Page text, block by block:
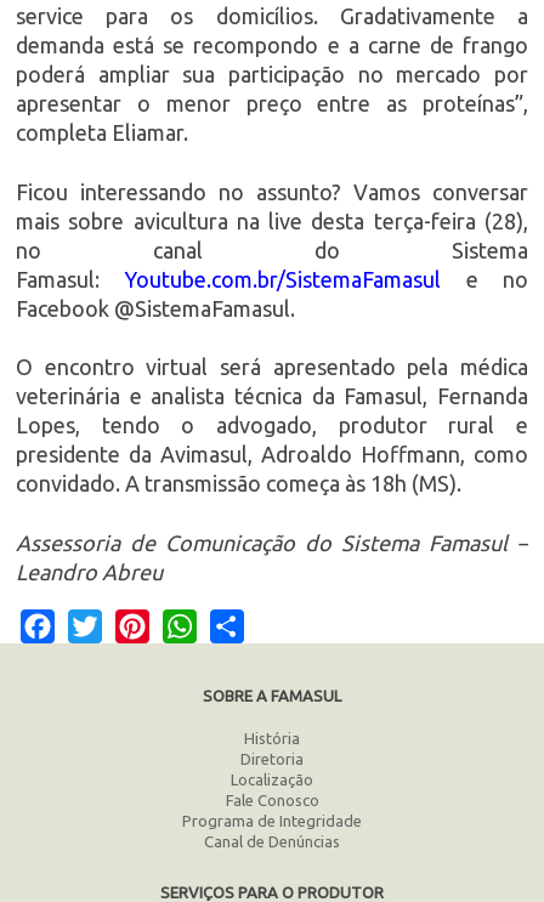
service para os domicílios. Gradativamente a
demanda está se recompondo e a carne de frango
poderá ampliar sua participação no mercado por
apresentar o menor preço entre as proteínas”,
completa Eliamar.
Ficou interessando no assunto? Vamos conversar
mais sobre avicultura na live desta terça-feira (28),
no canal do Sistema
Famasul:Youtube.com.br/SistemaFamasul
e no
Facebook @SistemaFamasul.
O encontro virtual será apresentado pela médica
veterinária e analista técnica da Famasul, Fernanda
Lopes, tendo o advogado, produtor rural e
presidente da Avimasul, Adroaldo Hoffmann, como
convidado. A transmissão começa às 18h (MS).
Assessoria de Comunicação do Sistema Famasul –
Leandro Abreu
Facebook
Twitter PinterestWhatsApp
SOBRE A FAMASUL
História
Diretoria
Localização
Fale Conosco
Programa de Integridade
Canal de Denúncias
SERVIÇOS PARA O PRODUTOR